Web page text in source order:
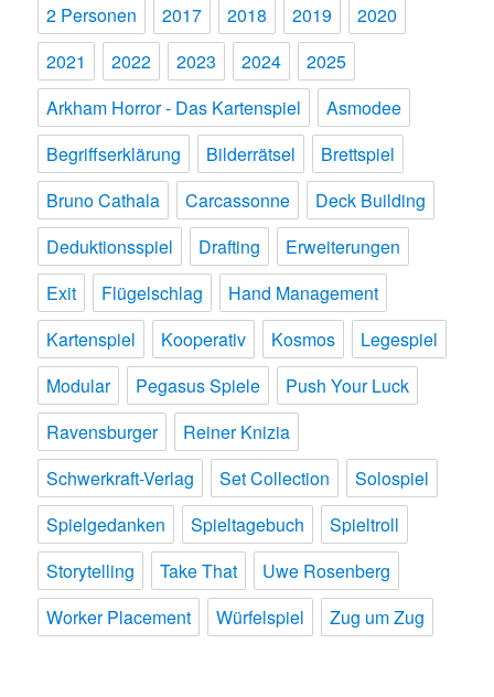
2 Personen 2017 2018 2019
2020
2021
2022 2023 2024
2025
Arkham Horror - Das Kartenspiel
Asmodee
Begriffserklärung
Bilderrätsel
Brettspiel
Bruno Cathala
Carcassonne
Deck Building
Deduktionsspiel
Drafting
Erweiterungen
Exit
Flügelschlag
Hand Management
Kartenspiel
Kooperativ Kosmos
Legespiel
Modular
Pegasus Spiele
Push Your Luck
Ravensburger
Reiner Knizia
Schwerkraft-Verlag
Set Collection
Solospiel
Spielgedanken
Spieltagebuch
Spieltroll
Storytelling
Take That
Uwe Rosenberg
Worker Placement
Würfelspiel Zug um Zug